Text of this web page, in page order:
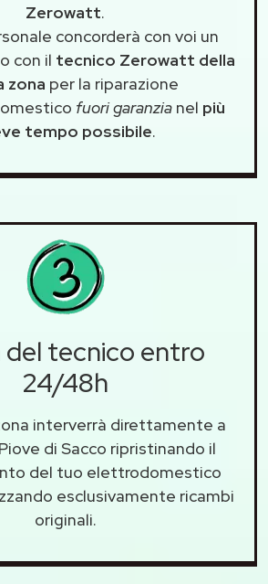
Zerowatt.
concorderà con voi un
con il tecnico Zerowatt della
zona per la riparazione
fuori garanzianel più
tempo possibile.
del tecnico entro
24/48h
interverrà direttamente a
di Sacco ripristinando il
del tuo elettrodomestico
esclusivamente ricambi
originali.